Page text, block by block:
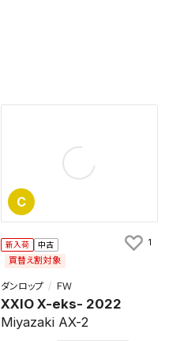
C
新入荷 中古
買替え割対象
ダンロップ ＦＷ
XXIO X-eks- 2022
Miyazaki AX-2
1